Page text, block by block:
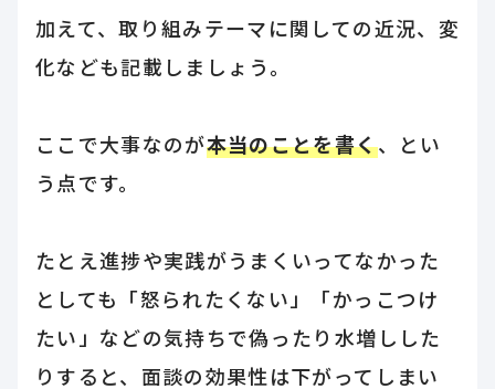
加えて、取り組みテーマに関しての近況、変
化なども記載しましょう。
ここで大事なのが本当のことを書く、とい
う点です。
たとえ進捗や実践がうまくいってなかった
としても「怒られたくない」「かっこつけ
たい」などの気持ちで偽ったり水増しした
りすると、面談の効果性は下がってしまい